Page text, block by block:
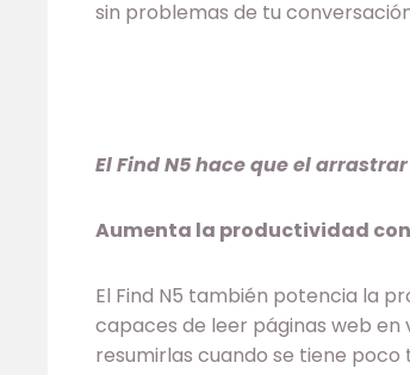
sin problemas de tu
El Find N5 hace que el
Aumenta la productividad
El Find N5 también potencia la
capaces de leer páginas web en
resumirlas cuando se tiene